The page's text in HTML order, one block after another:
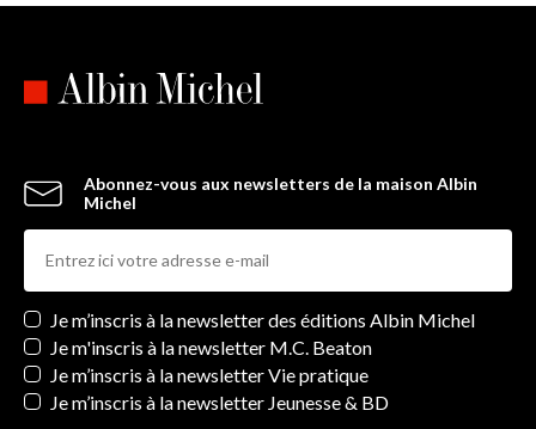
Abonnez-vous aux newsletters de la maison Albin
Michel
Newsletters
Je m’inscris à la newsletter des éditions Albin Michel
Je m'inscris à la newsletter M.C. Beaton
Je m’inscris à la newsletter Vie pratique
Je m’inscris à la newsletter Jeunesse & BD